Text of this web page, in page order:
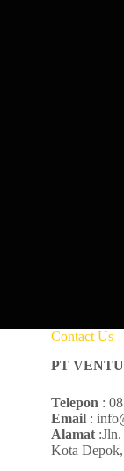
Contact Us
PT
Telepon :
Email :
Alamat
Kota